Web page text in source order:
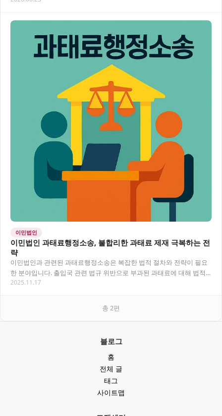
이민법인
이민법인 과태료행정소송, 불합리한 과태료 제재 극복하는 전
략
이민법인과 관련된 과태료행정소송은 복잡한 법적 절차와 전략이 필요
한 분야입니다. 출입국 관련 법규 위반으로 부과된 과태료에 대해 법적
으로 대응하는 방법과 소송 과정에서 고려해야 할…
2025.11.17
총 2편
블로그
홈
전체 글
태그
사이트맵